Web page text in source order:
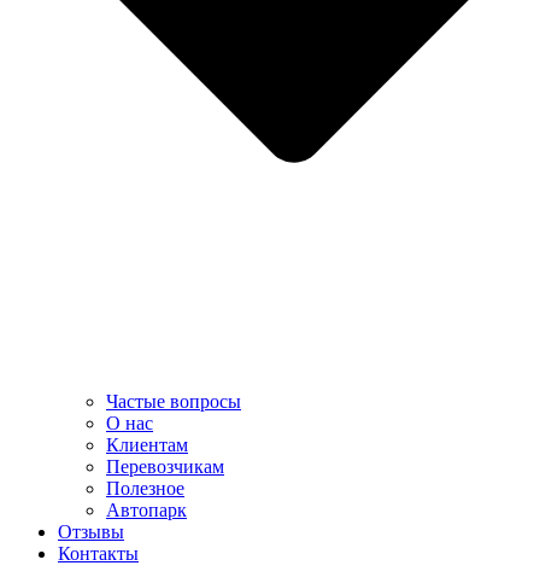
Частые вопросы
О нас
Клиентам
Перевозчикам
Полезное
Автопарк
Отзывы
Контакты